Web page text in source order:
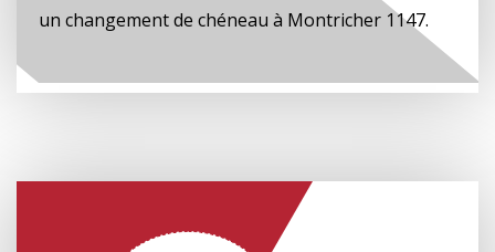
un changement de chéneau à Montricher 1147.